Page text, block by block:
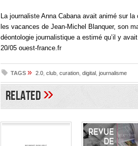
La journaliste Anna Cabana avait animé sur
les vacances de Jean-Michel Blanquer, son
déontologie journalistique a estimé qu’il y
20/05 ouest-france.fr
TAGS » 2.0 club curation digital journalisme
Related»